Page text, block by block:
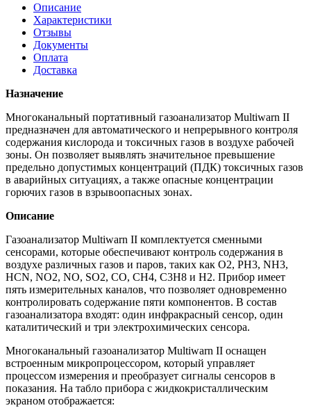
Описание
Характеристики
Отзывы
Документы
Оплата
Доставка
Назначение
Многоканальный портативный газоанализатор Multiwarn II
предназначен для автоматического и непрерывного контроля
содержания кислорода и токсичных газов в воздухе рабочей
зоны. Он позволяет выявлять значительное превышение
предельно допустимых концентраций (ПДК) токсичных газов
в аварийных ситуациях, а также опасные концентрации
горючих газов в взрывоопасных зонах.
Описание
Газоанализатор Multiwarn II комплектуется сменными
сенсорами, которые обеспечивают контроль содержания в
воздухе различных газов и паров, таких как O2, PH3, NH3,
HCN, NO2, NO, SO2, CO, CH4, C3H8 и H2. Прибор имеет
пять измерительных каналов, что позволяет одновременно
контролировать содержание пяти компонентов. В состав
газоанализатора входят: один инфракрасный сенсор, один
каталитический и три электрохимических сенсора.
Многоканальный газоанализатор Multiwarn II оснащен
встроенным микропроцессором, который управляет
процессом измерения и преобразует сигналы сенсоров в
показания. На табло прибора с жидкокристаллическим
экраном отображается: